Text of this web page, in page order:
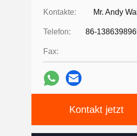
Kontakte: Mr. Andy
Telefon: 86-
Fax:
Kontakt jetzt